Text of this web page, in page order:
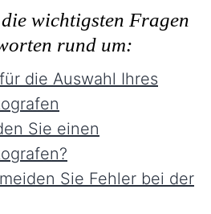
wichtigsten Fragen
rund um:
die Auswahl Ihres
Sie einen
Sie Fehler bei der